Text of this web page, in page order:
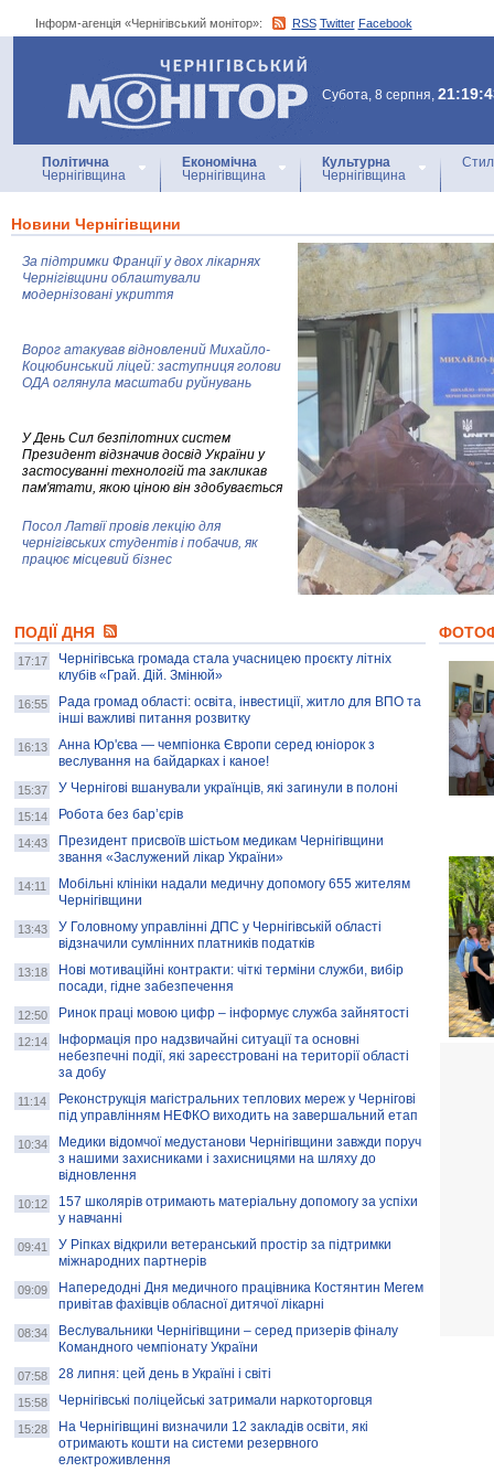
Інформ-агенція «Чернігівський монітор»: RSS Twitter Facebook
Інформ-агенція
«Чернігівський монітор»
Субота, 8 серпня,
Політична
Чернігівщина
Економічна
Чернігівщина
Культурна
Чернігівщина
Новини Чернігівщини
За підтримки Франції у двох лікарнях
Чернігівщини облаштували
модернізовані укриття
Ворог атакував відновлений Михайло-
Коцюбинський ліцей: заступниця голови
ОДА оглянула масштаби руйнувань
У День Сил безпілотних систем
Президент відзначив досвід України у
застосуванні технологій та закликав
пам'ятати, якою ціною він здобувається
Посол Латвії провів лекцію для
чернігівських студентів і побачив, як
працює місцевий бізнес
колекцію про війну, емоції та тварин
AB InBev Efes Україна підтримала
навчальний проєкт "Молодіжна бізнес-
школа", спрямований на розвиток
підприємництва у Чернігівській області
Золота тварина: видання Forbes
написало про чернігівця Патрона: хто і
скільки на ньому заробляє? І куди
витрачають?
ПОДІЇ ДНЯ
17:17
Чернігівська громада стала учасницею проєкту літніх
клубів «Грай. Дій. Змінюй»
16:55
Рада громад області: освіта, інвестиції, житло для ВПО та
інші важливі питання розвитку
16:13
Анна Юр'єва — чемпіонка Європи серед юніорок з
веслування на байдарках і каное!
15:37 У Чернігові вшанували українців, які загинули в полоні
15:14 Робота без бар’єрів
14:43
Президент присвоїв шістьом медикам Чернігівщини
звання «Заслужений лікар України»
14:11
Мобільні клініки надали медичну допомогу 655 жителям
Чернігівщини
13:43
У Головному управлінні ДПС у Чернігівській області
відзначили сумлінних платників податків
13:18
Нові мотиваційні контракти: чіткі терміни служби, вибір
посади, гідне забезпечення
12:50 Ринок праці мовою цифр – інформує служба зайнятості
12:14
Інформація про надзвичайні ситуації та основні
небезпечні події, які зареєстровані на території області
за добу
11:14
Реконструкція магістральних теплових мереж у Чернігові
під управлінням НЕФКО виходить на завершальний етап
10:34
Медики відомчої медустанови Чернігівщини завжди поруч
з нашими захисниками і захисницями на шляху до
відновлення
10:12
157 школярів отримають матеріальну допомогу за успіхи
у навчанні
09:41
У Ріпках відкрили ветеранський простір за підтримки
міжнародних партнерів
09:09
Напередодні Дня медичного працівника Костянтин Мегем
привітав фахівців обласної дитячої лікарні
08:34
Веслувальники Чернігівщини – серед призерів фіналу
Командного чемпіонату України
07:58 28 липня: цей день в Україні і світі
15:58 Чернігівські поліцейські затримали наркоторговця
15:28
На Чернігівщині визначили 12 закладів освіти, які
отримають кошти на системи резервного
електроживлення